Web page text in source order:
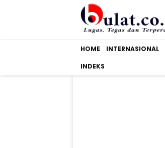
HOME INTERNASIONAL
INDEKS